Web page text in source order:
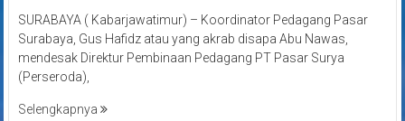
SURABAYA ( Kabarjawatimur) – Koordinator Pedagang Pasar
Surabaya, Gus Hafidz atau yang akrab disapa Abu Nawas,
mendesak Direktur Pembinaan Pedagang PT Pasar Surya
(Perseroda),
Selengkapnya